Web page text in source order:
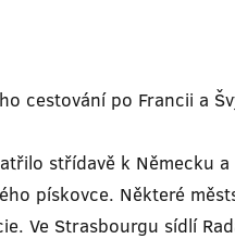
cestování po Francii a
střídavě k Německu
pískovce. Některé
Ve Strasbourgu sídlí